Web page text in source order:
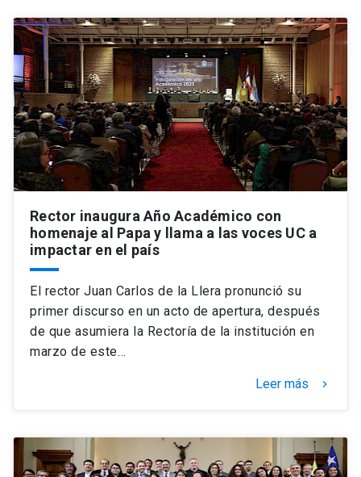
Rector inaugura Año Académico con
homenaje al Papa y llama a las voces UC a
impactar en el país
El rector Juan Carlos de la Llera pronunció su
primer discurso en un acto de apertura, después
de que asumiera la Rectoría de la institución en
marzo de este…
Leer más keyboard_arrow_right